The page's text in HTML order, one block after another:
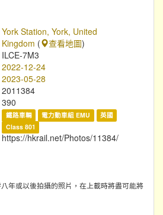
York Station, York, United
Kingdom ( 查看地圖)
ILCE-7M3
2022-12-24
2023-05-28
2011384
390
鐵路車輛 電力動車組 EMU
英國
Class 801
https://hkrail.net/Photos/11384/
年或以後拍攝的照片，在上載時將盡可能將